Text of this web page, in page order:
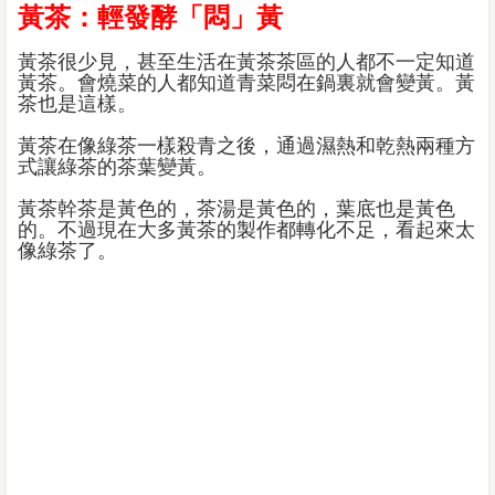
黃茶：輕發酵「悶」黃
黃茶很少見，甚至生活在黃茶茶區的人都不一定知道
黃茶。會燒菜的人都知道青菜悶在鍋裏就會變黃。黃
茶也是這樣。
黃茶在像綠茶一樣殺青之後，通過濕熱和乾熱兩種方
式讓綠茶的茶葉變黃。
黃茶幹茶是黃色的，茶湯是黃色的，葉底也是黃色
的。不過現在大多黃茶的製作都轉化不足，看起來太
像綠茶了。